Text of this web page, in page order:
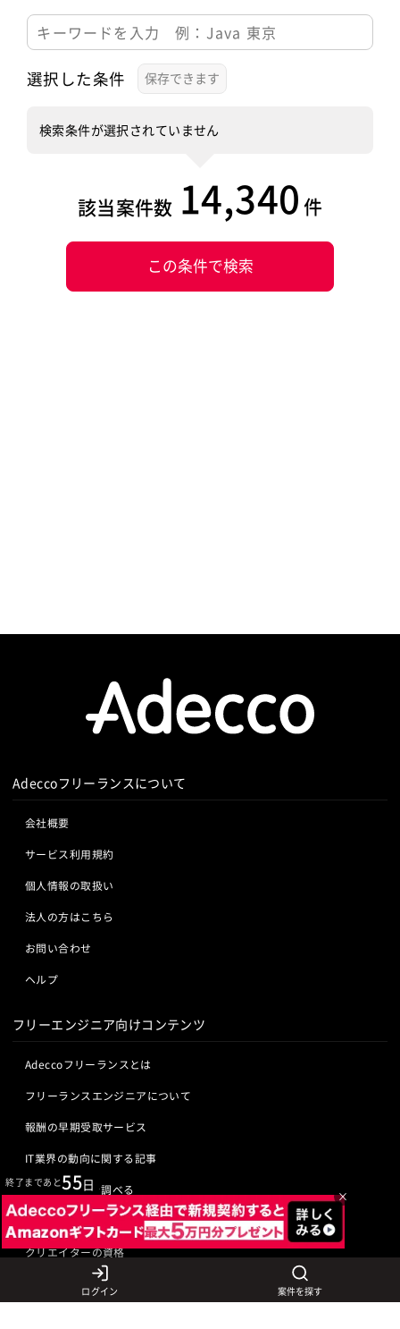
選択した条件
検索条件が選択されていません
該当案件数 14,340 件
この条件で検索
Adeccoフリーランスについて
会社概要
サービス利用規約
個人情報の取扱い
法人の方はこちら
お問い合わせ
ヘルプ
フリーエンジニア向けコンテンツ
Adeccoフリーランスとは
フリーランスエンジニアについて
報酬の早期受取サービス
IT業界の動向に関する記事
IT業界の用語を調べる
ITエンジニアの資格
クリエイターの資格
言語から探す
ログイン 案件を探す
×
終了まであと55日